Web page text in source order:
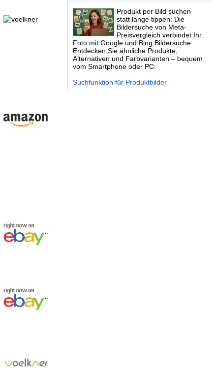
Produkt per Bild suchen
statt lange tippen: Die
Bildersuche von Meta-
Preisvergleich verbindet Ihr
Foto mit Google und Bing Bildersuche.
Entdecken Sie ähnliche Produkte,
Alternativen und Farbvarianten – bequem
vom Smartphone oder PC:
Suchfunktion für Produktbilder